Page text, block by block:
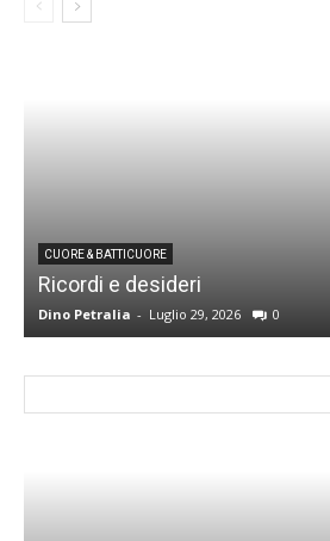
CUORE & BATTICUORE
Ricordi e desideri
Dino Petralia - Luglio 29, 2026 0